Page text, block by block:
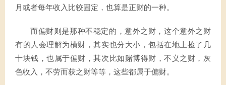
月或者每年收入比较固定，也算是正财的一种。
而偏财则是那种不稳定的，意外之财，这个意外之财
有的人会理解为横财，其实也分大小，包括在地上捡了几
十块钱，也属于偏财，其次比如赌博得财，不义之财，灰
色收入，不劳而获之财等等，这些都属于偏财。